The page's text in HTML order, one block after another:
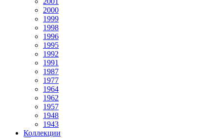
2000
1999
1998
1996
1995
1992
1991
1987
1977
1964
1962
1957
1948
1943
Коллекции